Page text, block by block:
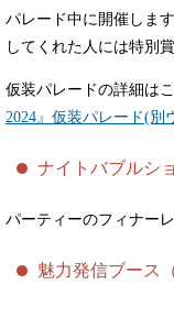
パレード中に開催しま
してくれた人には特別
仮装パレードの詳細は
2024』仮装パレード(別
ナイトバブルシ
パーティーのフィナー
魅力発信ブース